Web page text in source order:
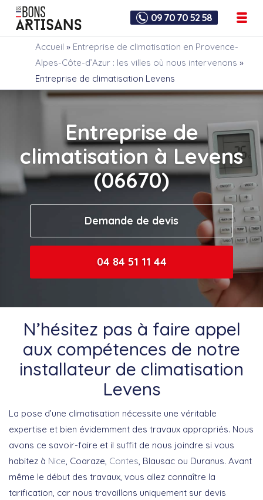
09 70 70 52 58
Accueil » Entreprise de climatisation en Provence-
Alpes-Côte-d’Azur : les villes où nous intervenons »
Entreprise de climatisation Levens
Entreprise de
climatisation à Levens
(06670)
Demande de devis
04 84 51 11 44
N’hésitez pas à faire appel
aux compétences de notre
installateur de climatisation
Levens
La pose d’une climatisation nécessite une véritable
expertise et bien évidemment des travaux appropriés. Nous
avons ce savoir-faire et il suffit de nous joindre si vous
habitez à Nice , Coaraze, Contes , Blausac ou Duranus. Avant
même le début des travaux, vous allez connaître la
tarification, car nous travaillons uniquement sur devis